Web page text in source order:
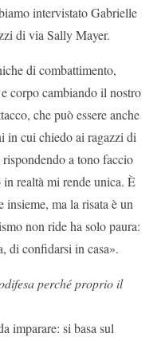
intervistato Gabrielle
di via Sally Mayer.
di combattimento,
corpo cambiando il nostro
che può essere anche
in cui chiedo ai ragazzi di
a tono faccio
realtà mi rende unica. È
ma la risata è un
non ride ha solo paura:
di confidarsi in casa».
perché proprio il
imparare: si basa sul